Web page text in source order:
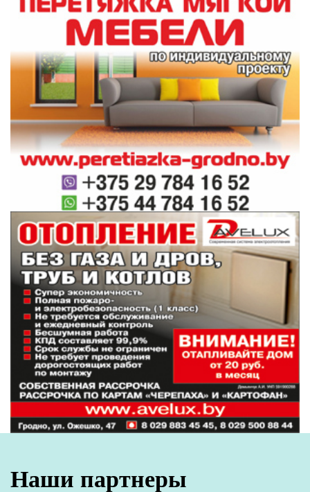
Заниматься скандинавской ходьбой очень
полезно – мышцы рук и спины включаются в
работу, давление на суставы уменьшается,
ведь вы опираетесь на палки.
«Однако, если вам не нравится долго ходить,
в этом нет ничего плохого. Можно выбрать
любой другой вид активности, который вам
подходит: фитнес, прогулки, плавание или
нагрузку в виде езды на велосипеде», –
считает Евгений Шувакин.
Оперативные и актуальные новости
Гродно и области в нашемTelegram-
канале. Подписывайтесь по ссылке!
#здоровье #спорт #полезные советы
#интересные факты
Поделиться:
Лентановостей
20:26 Лидчина приняла участников автопробега
20:20